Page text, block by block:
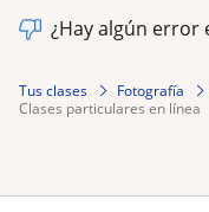
¿Hay algún error
Tus clases Fotografía
clases particulares en línea